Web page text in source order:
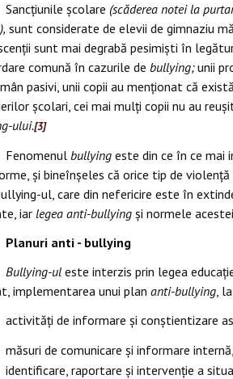
Sancțiunile școlare (scăderea notei la
sunt considerate de elevii de gimnaziu
sunt mai degrabă pesimiști în
comună în cazurile de bullying;unii
pasivi, unii copii au menționat că
școlari, cei mai mulți copii nu au
ului.[3]
Fenomenul bullying este din ce în ce
și bineînșeles că orice tip de
ul, care din nefericire este în
iarlegea anti-bullying și normele
Planuri anti - bullying
Bullying-ul este interzis prin legea
implementarea unui plan anti-bullying,
activități de informare și conștientizare
măsuri de comunicare și informare
identificare, raportare și intervenție a